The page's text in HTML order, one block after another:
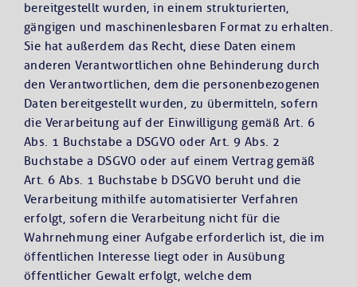
bereitgestellt wurden, in einem strukturierten,
gängigen und maschinenlesbaren Format zu erhalten.
Sie hat außerdem das Recht, diese Daten einem
anderen Verantwortlichen ohne Behinderung durch
den Verantwortlichen, dem die personenbezogenen
Daten bereitgestellt wurden, zu übermitteln, sofern
die Verarbeitung auf der Einwilligung gemäß Art. 6
Abs. 1 Buchstabe a DSGVO oder Art. 9 Abs. 2
Buchstabe a DSGVO oder auf einem Vertrag gemäß
Art. 6 Abs. 1 Buchstabe b DSGVO beruht und die
Verarbeitung mithilfe automatisierter Verfahren
erfolgt, sofern die Verarbeitung nicht für die
Wahrnehmung einer Aufgabe erforderlich ist, die im
öffentlichen Interesse liegt oder in Ausübung
öffentlicher Gewalt erfolgt, welche dem